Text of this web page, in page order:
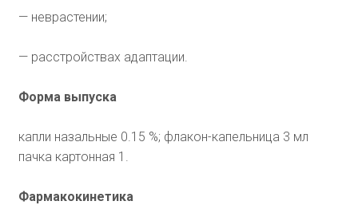
— неврастении;
— расстройствах адаптации.
Форма выпуска
капли назальные 0.15 %; флакон-капельница 3 мл
пачка картонная 1.
Фармакокинетика